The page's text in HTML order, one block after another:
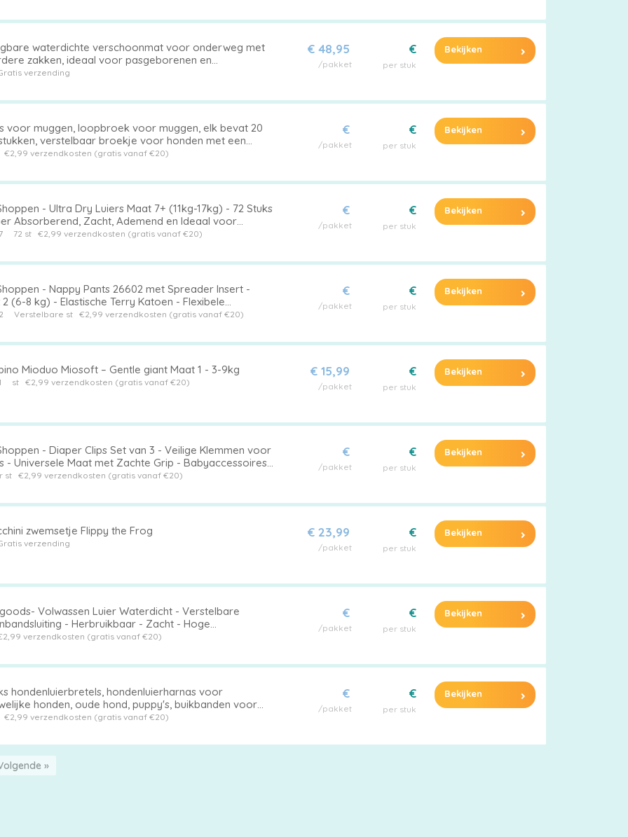
waterdichte verschoonmat voor onderweg met
zakken, ideaal voor pasgeborenen en
verzending
€ 48,95
/pakket
€
per stuk
Bekijken
voor muggen, loopbroek voor muggen, elk bevat 20
verstelbaar broekje voor honden met een
wasbaar, zwart en blauw, maat S
€2,99 verzendkosten (gratis vanaf €20)
€
/pakket
€
per stuk
Bekijken
- Ultra Dry Luiers Maat 7+ (11kg-17kg) - 72 Stuks
Absorberend, Zacht, Ademend en Ideaal voor
en Kinderen
72 st €2,99 verzendkosten (gratis vanaf €20)
€
/pakket
€
per stuk
Bekijken
- Nappy Pants 26602 met Spreader Insert -
(6-8 kg) - Elastische Terry Katoen - Flexibele
Luierbroekjes voor Kinderen
Verstelbare st €2,99 verzendkosten (gratis vanaf €20)
€
/pakket
€
per stuk
Bekijken
Mioduo Miosoft – Gentle giant Maat 1 - 3-9kg
st €2,99 verzendkosten (gratis vanaf €20)
€ 15,99
/pakket
€
per stuk
Bekijken
- Diaper Clips Set van 3 - Veilige Klemmen voor
- Universele Maat met Zachte Grip - Babyaccessoires
Eco Luiers - Ideaal voor T
st €2,99 verzendkosten (gratis vanaf €20)
€
/pakket
€
per stuk
Bekijken
zwemsetje Flippy the Frog
verzending
€ 23,99
/pakket
€
per stuk
Bekijken
Volwassen Luier Waterdicht - Verstelbare
- Herbruikbaar - Zacht - Hoge
- Geschikt voor Incontinentie -
verzendkosten (gratis vanaf €20)
€
/pakket
€
per stuk
Bekijken
hondenluierbretels, hondenluierharnas voor
honden, oude hond, puppy's, buikbanden voor
huisdierkleding, kledinghouder
€2,99 verzendkosten (gratis vanaf €20)
€
/pakket
€
per stuk
Bekijken
»